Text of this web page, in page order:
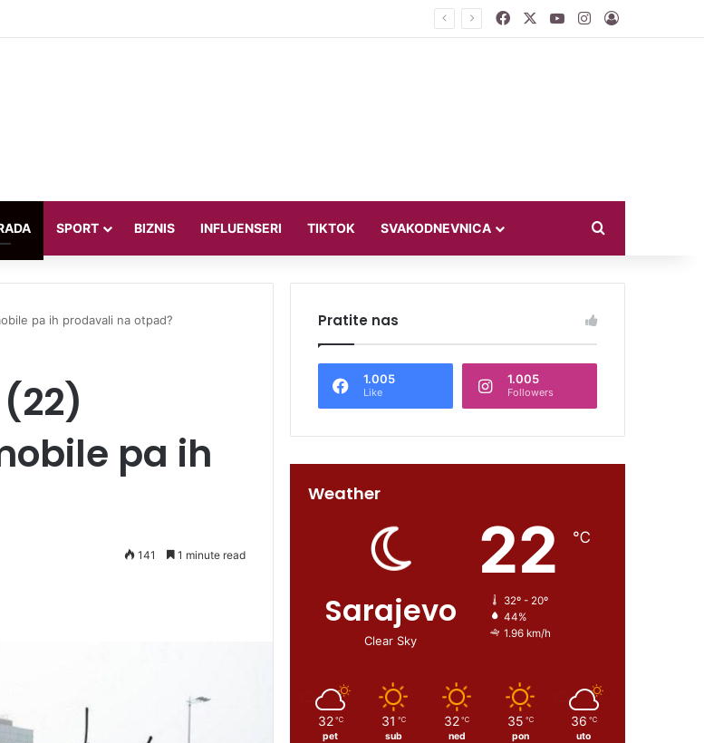
koju porede s Dilettom Leotom oduševila pozirajući u bikiniju FacebookYouTubeInstagram
Log In
SPORT BIZNIS INFLUENSERI TIKTOK SVAKODNEVNICA
pa ih prodavali na otpad?
pa ih
141 1 minute read
Pratite nas
1.005
Like
1.005
Followers
Weather
Sarajevo
Clear Sky
22 ℃
32º - 20º
44%
1.96 km/h
32 ℃
pet
31 ℃
sub
32 ℃
ned
35 ℃
pon
36 ℃
uto